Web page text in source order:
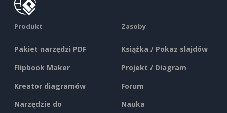
Produkt
Pakiet narzędzi PDF
Flipbook Maker
Kreator diagramów
Narzędzie do
Zasoby
Książka / Pokaz slajdów
Projekt / Diagram
Forum
Nauka